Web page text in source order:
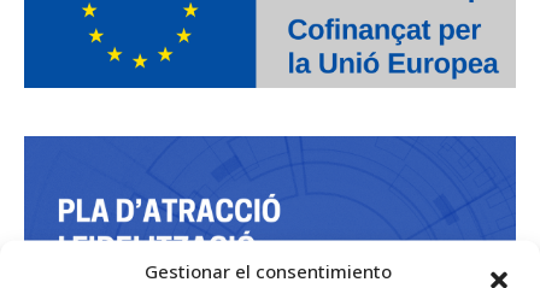
Gestionar el consentimiento